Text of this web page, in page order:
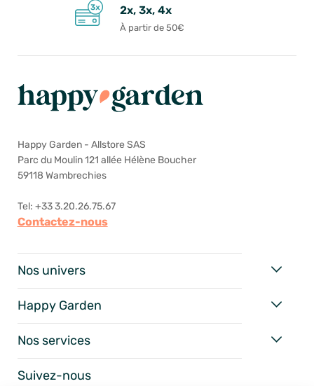
2x, 3x, 4x
À partir de 50€
Happy Garden - Allstore SAS
Parc du Moulin 121 allée Hélène Boucher
59118 Wambrechies
Tel: +33 3.20.26.75.67
Contactez-nous
Nos univers
Happy Garden
Nos services
Suivez-nous